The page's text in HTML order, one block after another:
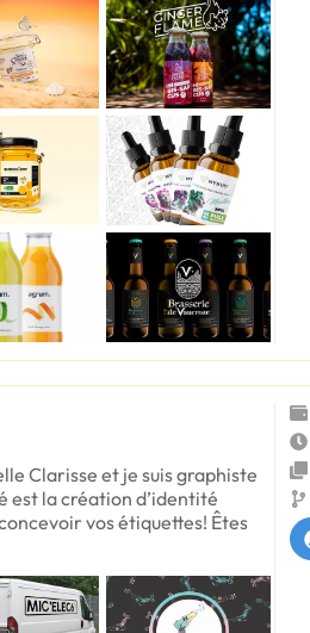
Clarisse et je suis graphiste
est la création d’identité
vos étiquettes! Êtes